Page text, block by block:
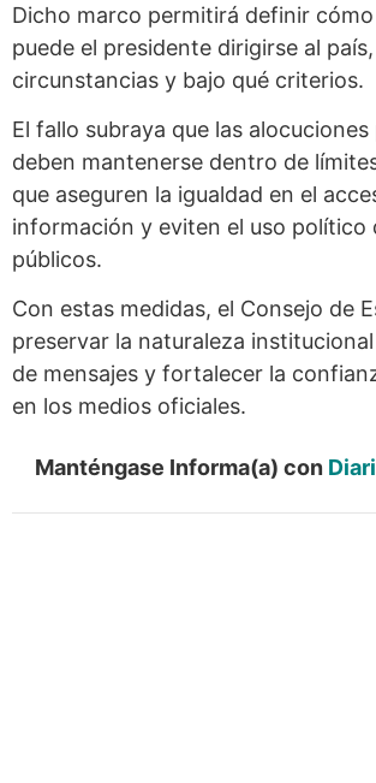
Dicho marco permitirá definir
puede el presidente dirigirse al
circunstancias y bajo qué criterios.
El fallo subraya que las
deben mantenerse dentro de
que aseguren la igualdad en el
información y eviten el uso político
públicos.
Con estas medidas, el Consejo de
preservar la naturaleza
de mensajes y fortalecer la
en los medios oficiales.
Manténgase Informa(a) con